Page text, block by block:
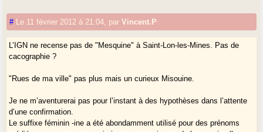
# Le 11 février 2012 à 21:04 parVincent.P
L’IGN ne recense pas de "Mesquine" à Saint-Lon-les-Mines. Pas de
cacographie ?
"Rues de ma ville" pas plus mais un curieux Misouine.
Je ne m’aventurerai pas pour l’instant à des hypothèses dans l’attente
d’une confirmation.
Le suffixe féminin -ine a été abondamment utilisé pour des prénoms